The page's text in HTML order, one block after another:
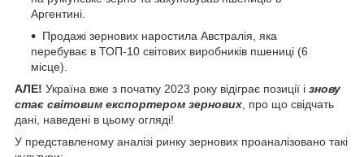
Аргентині.
Продажі зернових наростила Австралія, яка
перебуває в ТОП-10 світових виробників пшениці (6
місце).
АЛЕ! Україна вже з початку 2023 року відіграє позиції і знову
стає світовим експортером зернових , про що свідчать
дані, наведені в цьому огляді!
У представленому аналізі ринку зернових проаналізовано такі